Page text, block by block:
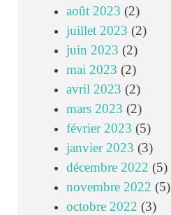
août 2023 (2)
juillet 2023 (2)
juin 2023 (2)
mai 2023 (2)
avril 2023 (2)
mars 2023 (2)
février 2023 (5)
janvier 2023 (3)
décembre 2022 (5)
novembre 2022 (5)
octobre 2022 (3)